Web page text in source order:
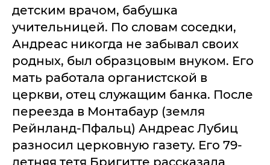
детским врачом, бабушка
учительницей. По словам соседки,
Андреас никогда не забывал своих
родных, был образцовым внуком. Его
мать работала органистской в
церкви, отец служащим банка. После
переезда в Монтабаур (земля
Рейнланд-Пфальц) Андреас Лубиц
разносил церковную газету. Его 79-
летняя тетя Бригитте рассказала